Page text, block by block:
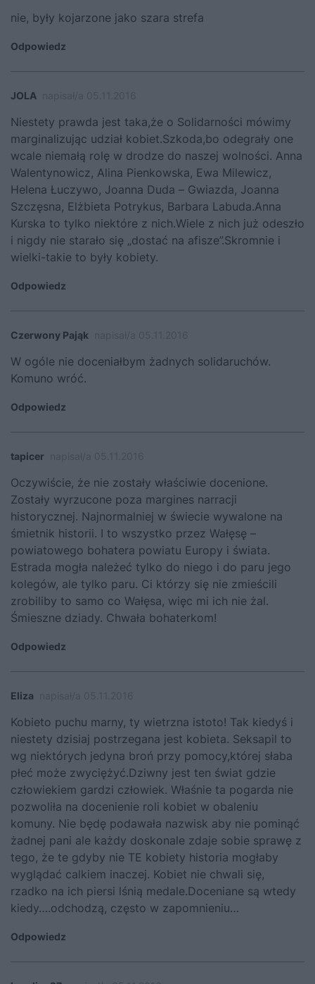
nie, były kojarzone jako szara strefa
Odpowiedz
JOLA
Niestety prawda jest taka,że o Solidarności mówimy
marginalizując udział kobiet.Szkoda,bo odegrały one
wcale niemałą rolę w drodze do naszej wolności. Anna
Walentynowicz, Alina Pienkowska, Ewa Milewicz,
Helena Łuczywo, Joanna Duda – Gwiazda, Joanna
Szczęsna, Elżbieta Potrykus, Barbara Labuda.Anna
Kurska to tylko niektóre z nich.Wiele z nich już odeszło
i nigdy nie starało się „dostać na afisze”.Skromnie i
wielki-takie to były kobiety.
Odpowiedz
Czerwony Pająk
W ogóle nie doceniałbym żadnych solidaruchów.
Komuno wróć.
Odpowiedz
tapicer
Oczywiście, że nie zostały właściwie docenione.
Zostały wyrzucone poza margines narracji
historycznej. Najnormalniej w świecie wywalone na
śmietnik historii. I to wszystko przez Wałęsę –
powiatowego bohatera powiatu Europy i świata.
Estrada mogła należeć tylko do niego i do paru jego
kolegów, ale tylko paru. Ci którzy się nie zmieścili
zrobiliby to samo co Wałęsa, więc mi ich nie żal.
Śmieszne dziady. Chwała bohaterkom!
Odpowiedz
Eliza
Kobieto puchu marny, ty wietrzna istoto! Tak kiedyś i
niestety dzisiaj postrzegana jest kobieta. Seksapil to
wg niektórych jedyna broń przy pomocy,której słaba
płeć może zwyciężyć.Dziwny jest ten świat gdzie
człowiekiem gardzi człowiek. Właśnie ta pogarda nie
pozwoliła na docenienie roli kobiet w obaleniu
komuny. Nie będę podawała nazwisk aby nie pominąć
żadnej pani ale każdy doskonale zdaje sobie sprawę z
tego, że te gdyby nie TE kobiety historia mogłaby
wyglądać calkiem inaczej. Kobiet nie chwali się,
rzadko na ich piersi lśnią medale.Doceniane są wtedy
kiedy….odchodzą, często w zapomnieniu…
Odpowiedz